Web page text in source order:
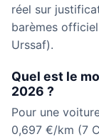
réel sur
barèmes
Urssaf).
Quel est le
2026 ?
Pour une
0,697 €/km (7